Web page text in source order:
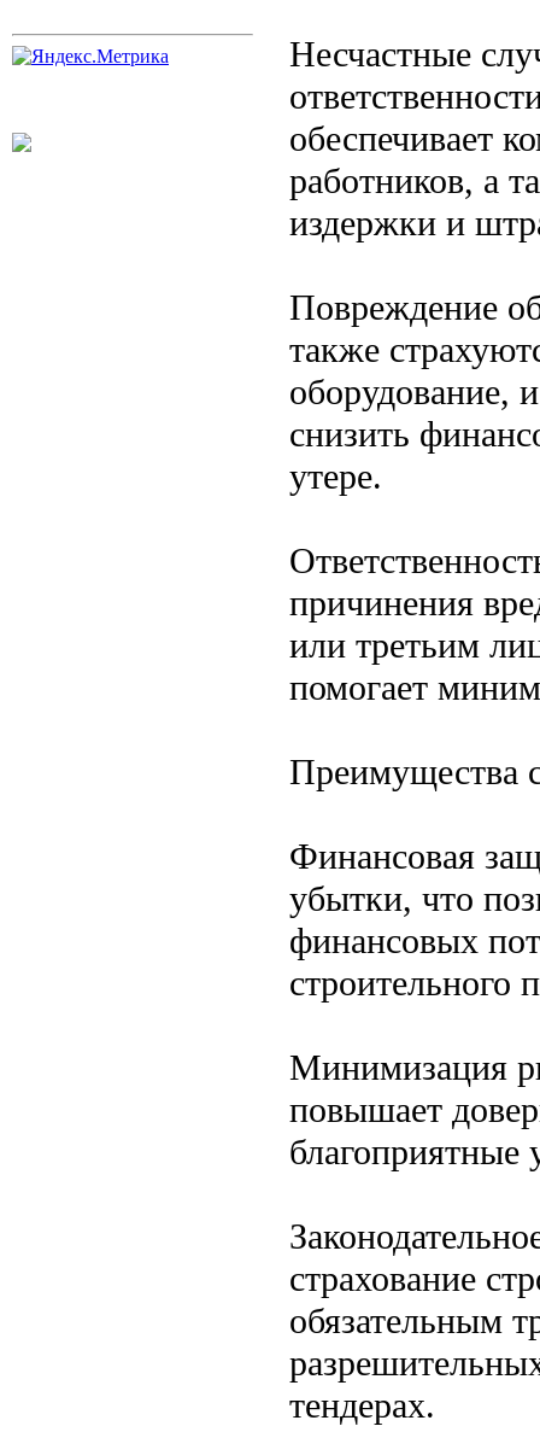
Несчастные
обеспечивает
работников, а
издержки и
Повреждение
также
оборудование,
снизить
утере.
причинения
или третьим
помогает
Преимущества
Финансовая
убытки, что
финансовых
строительного
Минимизация
повышает
благоприятные
страхование
обязательным
тендерах.